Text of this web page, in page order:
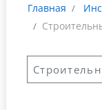
Главная